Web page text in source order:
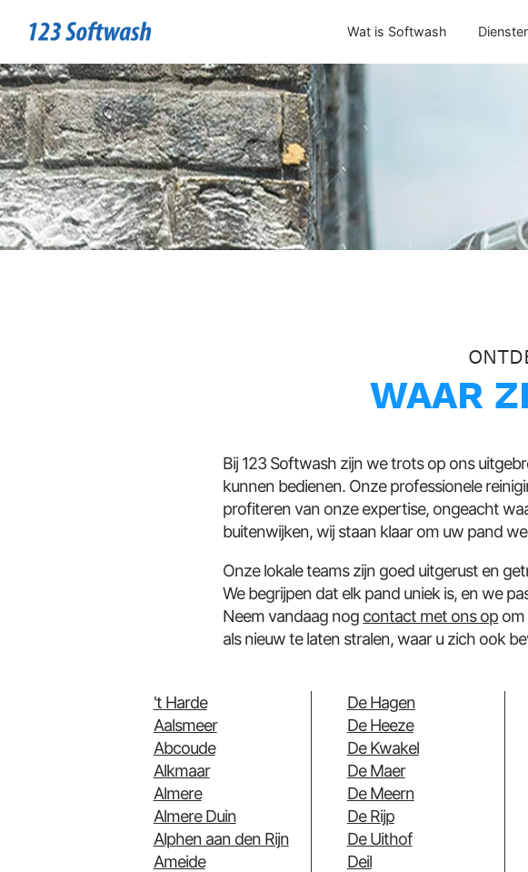
Wat is Softwash
WAAR
Bij 123 Softwash zijn we trots op ons
kunnen bedienen. Onze professionele
profiteren van onze expertise, ongeacht
buitenwijken, wij staan klaar om uw pand
Onze lokale teams zijn goed uitgerust en
We begrijpen dat elk pand uniek is, en we
Neem vandaag nog contact met ons op om
als nieuw te laten stralen, waar u zich ook
't Harde
Aalsmeer
Abcoude
Alkmaar
Almere
Almere Duin
Alphen aan den Rijn
Ameide
De Hagen
De Heeze
De Kwakel
De Maer
De Meern
De Rijp
De Uithof
Deil